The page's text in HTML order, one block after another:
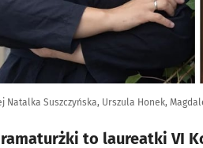
Suszczyńska, Urszula Honek,
to laureatki VI